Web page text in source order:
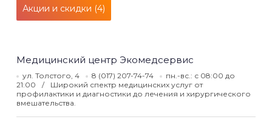
Акции и скидки (4)
Медицинский центр Экомедсервис
ул. Толстого, 4 8 (017) 207-74-74
пн.-вс.: с 08:00 до
21:00
Широкий спектр медицинских услуг от
профилактики и диагностики до лечения и хирургического
вмешательства.